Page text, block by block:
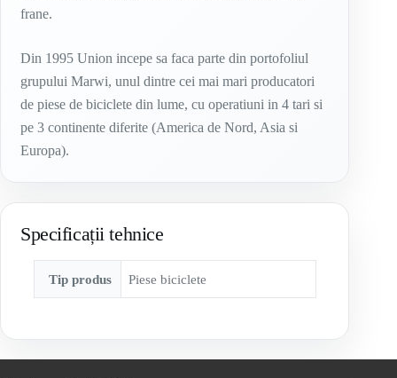
frane.
Din 1995 Union incepe sa faca parte din portofoliul
grupului Marwi, unul dintre cei mai mari producatori
de piese de biciclete din lume, cu operatiuni in 4 tari si
pe 3 continente diferite (America de Nord, Asia si
Europa).
Specificații tehnice
Tip produs Piese biciclete